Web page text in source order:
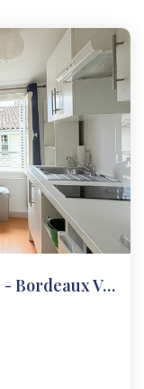
Studio 21 M² - Immeuble Pierre - Bordeaux Victoire